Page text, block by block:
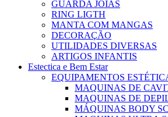
GUARDA JOIAS
RING LIGTH
MANTA COM MANGAS
DECORAÇÃO
UTILIDADES DIVERSAS
ARTIGOS INFANTIS
Estectica e Bem Estar
EQUIPAMENTOS
MAQUINAS DE
MAQUINAS DE
MÁQUINAS BODY